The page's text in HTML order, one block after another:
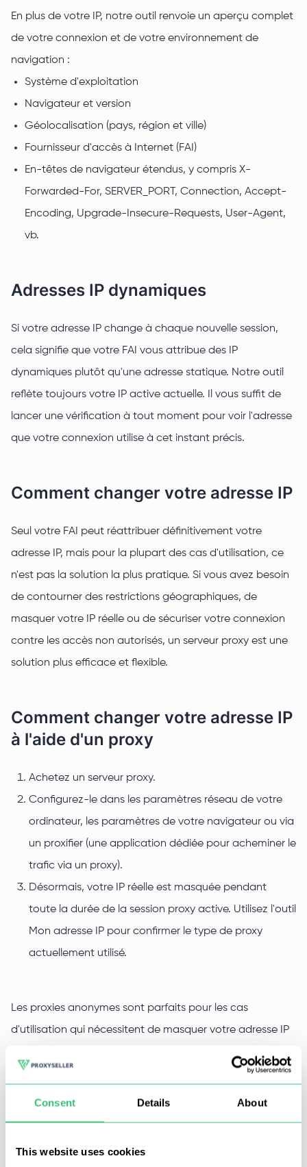
Consent Details About
This website uses cookies
En plus de votre IP, notre outil renvoie un aperçu complet
de votre connexion et de votre environnement de
navigation :
Système d'exploitation
Navigateur et version
Géolocalisation (pays, région et ville)
Fournisseur d'accès à Internet (FAI)
En-têtes de navigateur étendus, y compris X-
Forwarded-For, SERVER_PORT, Connection, Accept-
Encoding, Upgrade-Insecure-Requests, User-Agent,
vb.
Adresses IP dynamiques
Si votre adresse IP change à chaque nouvelle session,
cela signifie que votre FAI vous attribue des IP
dynamiques plutôt qu'une adresse statique. Notre outil
reflète toujours votre IP active actuelle. Il vous suffit de
lancer une vérification à tout moment pour voir l'adresse
que votre connexion utilise à cet instant précis.
Comment changer votre adresse IP
Seul votre FAI peut réattribuer définitivement votre
adresse IP, mais pour la plupart des cas d'utilisation, ce
n'est pas la solution la plus pratique. Si vous avez besoin
de contourner des restrictions géographiques, de
masquer votre IP réelle ou de sécuriser votre connexion
contre les accès non autorisés, un serveur proxy est une
solution plus efficace et flexible.
Comment changer votre adresse IP
à l'aide d'un proxy
Achetez un serveur proxy.
Configurez-le dans les paramètres réseau de votre
ordinateur, les paramètres de votre navigateur ou via
un proxifier (une application dédiée pour acheminer le
trafic via un proxy).
Désormais, votre IP réelle est masquée pendant
toute la durée de la session proxy active. Utilisez l'outil
Mon adresse IP pour confirmer le type de proxy
actuellement utilisé.
Les proxies anonymes sont parfaits pour les cas
d'utilisation qui nécessitent de masquer votre adresse IP
proxy en soi reste détectable par le serveur cible.
Pour une invisibilité totale (dissimuler le fait qu'un serveur
(elite proxies). Ils offrent un anonymat complet sans